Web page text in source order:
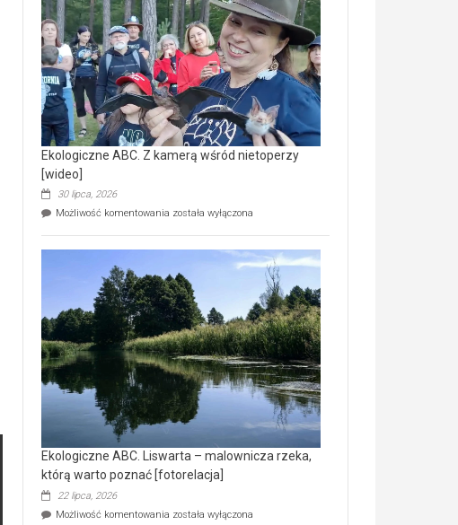
prawdziwy
skarb
natury
[wideo]
Ekologiczne ABC. Z kamerą wśród nietoperzy
[wideo]
30 lipca, 2026
Możliwość komentowania Ekologiczne
wśród
nietoperzy
[wideo]
została wyłączona
Ekologiczne ABC. Liswarta – malownicza rzeka,
którą warto poznać [fotorelacja]
22 lipca, 2026
Możliwość komentowania Ekologiczne
została wyłączona